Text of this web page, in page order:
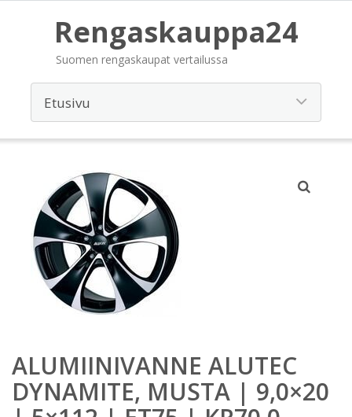
Rengaskauppa24
Suomen rengaskaupat vertailussa
ALUMIINIVANNE ALUTEC
DYNAMITE, MUSTA | 9,0×20